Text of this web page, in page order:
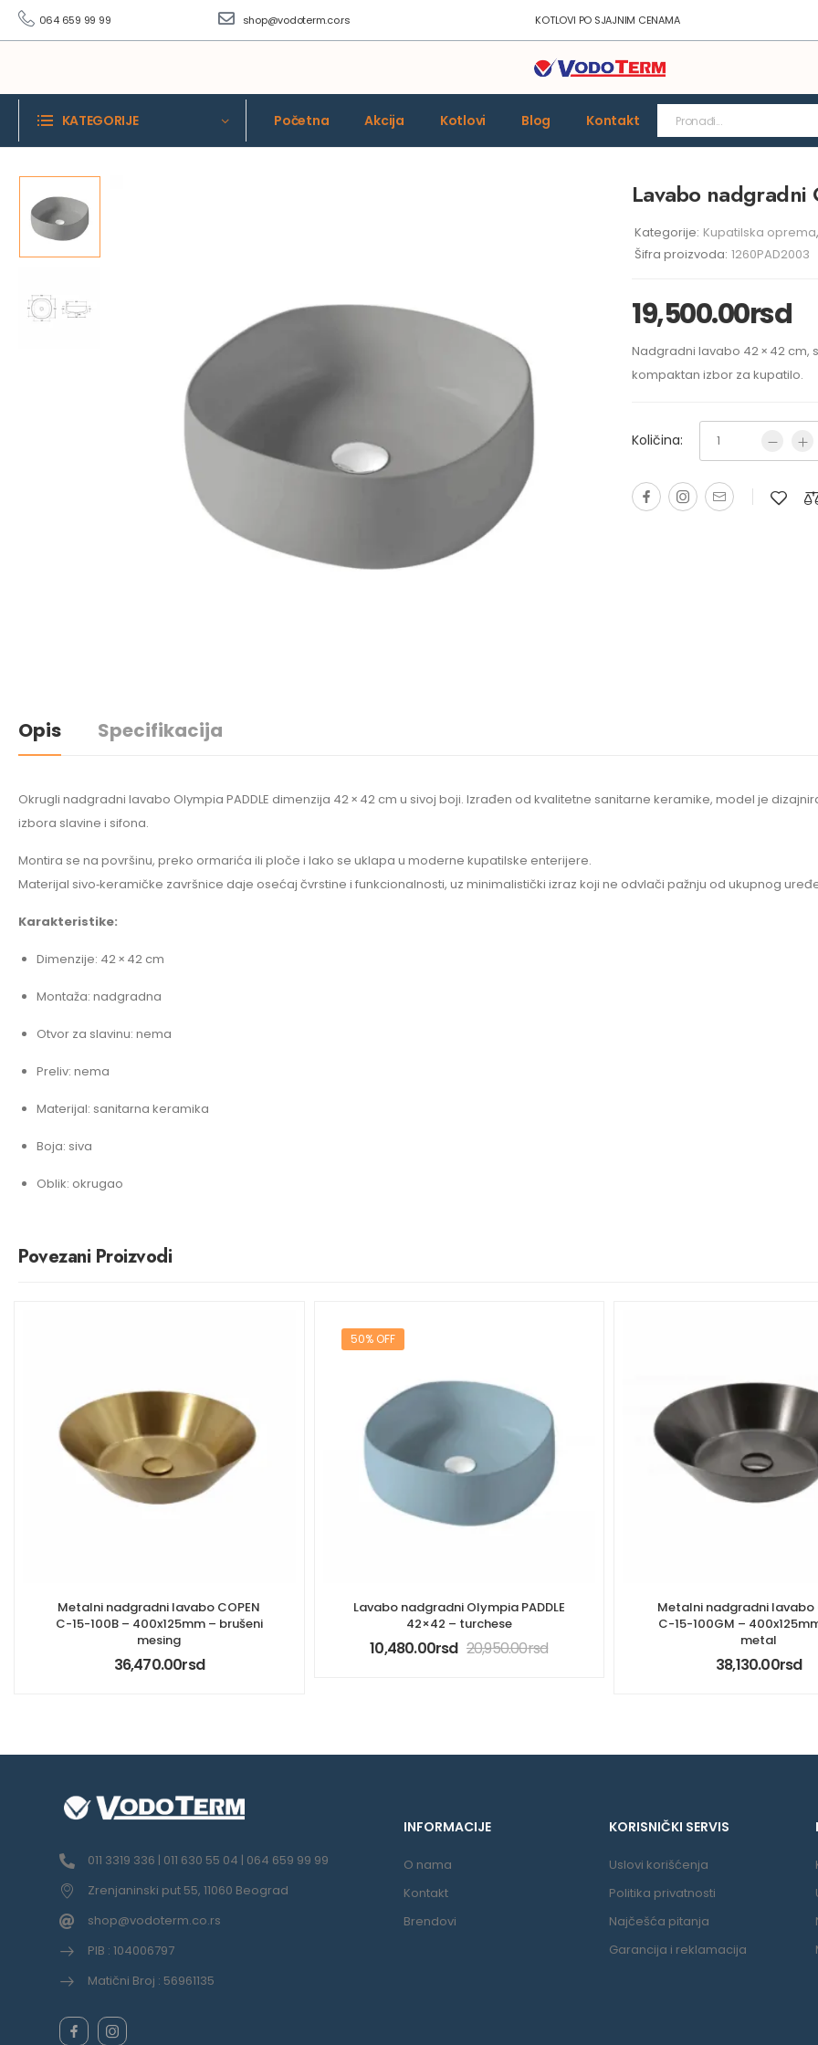
064 659 99 99 shop@vodoterm.co.rs KOTLOVI PO SJAJNIM CENAMA
KATEGORIJE Početna Akcija Kotlovi Blog Kontakt
Lavabo
Kategorije: Kupatilska oprema,
Šifra proizvoda: 1260PAD2003
19,500.00rsd
Nadgradni lavabo 42 × 42 cm,
kompaktan izbor za kupatilo.
Količina:
Opis Specifikacija
Okrugli nadgradni lavabo Olympia PADDLE dimenzija 42 × 42 cm u sivoj boji. Izrađen od kvalitetne sanitarne keramike, model je
izbora slavine i sifona.
Montira se na površinu, preko ormarića ili ploče i lako se uklapa u moderne kupatilske enterijere.
Materijal sivo‑keramičke završnice daje osećaj čvrstine i funkcionalnosti, uz minimalistički izraz koji ne odvlači pažnju od ukupnog
Karakteristike:
Dimenzije: 42 × 42 cm
Montaža: nadgradna
Otvor za slavinu: nema
Preliv: nema
Materijal: sanitarna keramika
Boja: siva
Oblik: okrugao
Povezani Proizvodi
Metalni nadgradni lavabo COPEN
C-15-100B – 400x125mm – brušeni
mesing
36,470.00rsd
50% OFF
Lavabo nadgradni Olympia PADDLE
42×42 – turchese
10,480.00rsd 20,950.00rsd
Metalni nadgradni lavabo
C-15-100GM –
metal
38,130.00rsd
011 3319 336 | 011 630 55 04 | 064 659 99 99
Zrenjaninski put 55, 11060 Beograd
shop@vodoterm.co.rs
PIB : 104006797
Matični Broj : 56961135
INFORMACIJE
O nama
Kontakt
Brendovi
KORISNIČKI SERVIS
Uslovi korišćenja
Politika privatnosti
Najčešća pitanja
Garancija i reklamacija